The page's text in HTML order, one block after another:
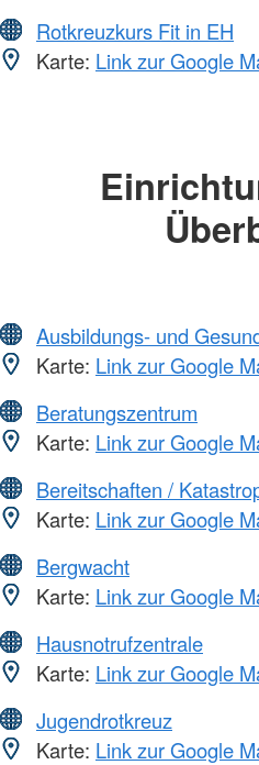
Rotkreuzkurs Fit in EH
Karte: Link zur Google
Ausbildungs- und
Karte: Link zur Google
Beratungszentrum
Karte: Link zur Google
Bereitschaften /
Karte: Link zur Google
Bergwacht
Karte: Link zur Google
Hausnotrufzentrale
Karte: Link zur Google
Jugendrotkreuz
Karte: Link zur Google